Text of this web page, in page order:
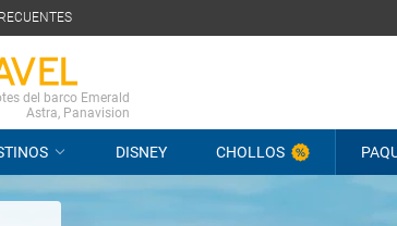
del barco Emerald
Astra, Panavision
DISNEY CHOLLOS